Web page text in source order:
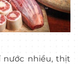
nhiều, thịt